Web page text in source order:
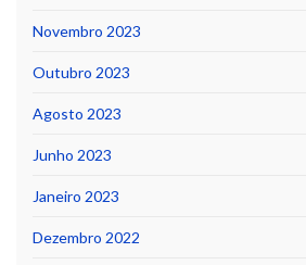
Novembro 2023
Outubro 2023
Agosto 2023
Junho 2023
Janeiro 2023
Dezembro 2022